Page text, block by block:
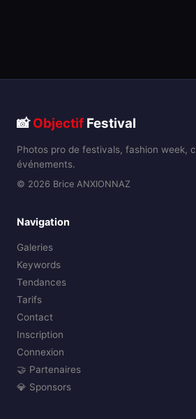
📸Objectif Festival
Photos pro de festivals, fashion week,
événements.
© 2026 Brice ANXIONNAZ
Navigation
Galeries
Keywords
Tendances
Tarifs
Contact
Inscription
Connexion
🤝 Partenaires
💎 Sponsors